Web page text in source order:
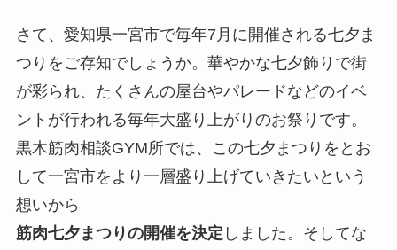
さて、愛知県一宮市で毎年7月に開催される七夕ま
つりをご存知でしょうか。華やかな七夕飾りで街
が彩られ、たくさんの屋台やパレードなどのイベ
ントが行われる毎年大盛り上がりのお祭りです。
黒木筋肉相談GYM所では、この七夕まつりをとお
して一宮市をより一層盛り上げていきたいという
想いから
筋肉七夕まつりの開催を決定 しました。そしてな